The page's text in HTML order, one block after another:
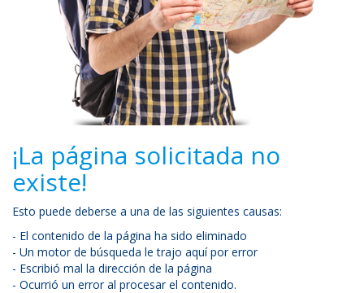
¡La página solicitada no
existe!
Esto puede deberse a una de las siguientes causas:
- El contenido de la página ha sido eliminado
- Un motor de búsqueda le trajo aquí por error
- Escribió mal la dirección de la página
- Ocurrió un error al procesar el contenido.